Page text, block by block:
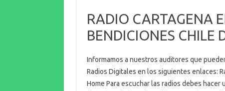
b
o
o
k
n
g
er
te
r
o
k.
c
o
m
RADIO CARTAGENA
BENDICIONES CHILE
Informamos a nuestros auditores que
Radios Digitales en los siguientes enlaces:
Home Para escuchar las radios debes